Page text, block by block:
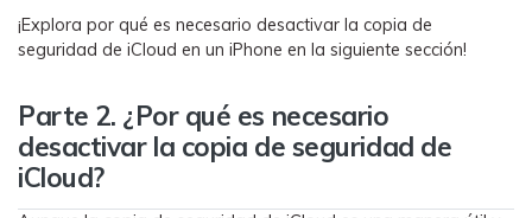
󠀰¡Explora por qué es necesario desactivar la copia de
seguridad de iCloud en un iPhone en la siguiente sección!
Parte 2. ¿Por qué es necesario
desactivar la copia de seguridad de
iCloud?󠀲󠀡󠀠󠀥󠀩󠀧󠀣󠀠󠀨󠀳